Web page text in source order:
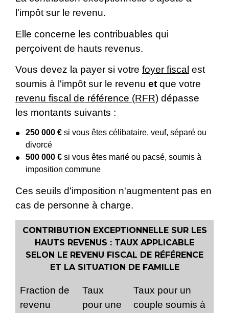
l'impôt sur le revenu.
Elle concerne les contribuables qui
perçoivent de hauts revenus.
Vous devez la payer si votre foyer fiscal est
soumis à l'impôt sur le revenu et que votre
revenu fiscal de référence (RFR) dépasse
les montants suivants :
250 000 € si vous êtes célibataire, veuf, séparé ou
divorcé
500 000 € si vous êtes marié ou pacsé, soumis à
imposition commune
Ces seuils d'imposition n'augmentent pas en
cas de personne à charge.
CONTRIBUTION EXCEPTIONNELLE SUR LES
HAUTS REVENUS : TAUX APPLICABLE
SELON LE REVENU FISCAL DE RÉFÉRENCE
ET LA SITUATION DE FAMILLE
Fraction de
revenu
Taux
pour une
Taux pour un
couple soumis à